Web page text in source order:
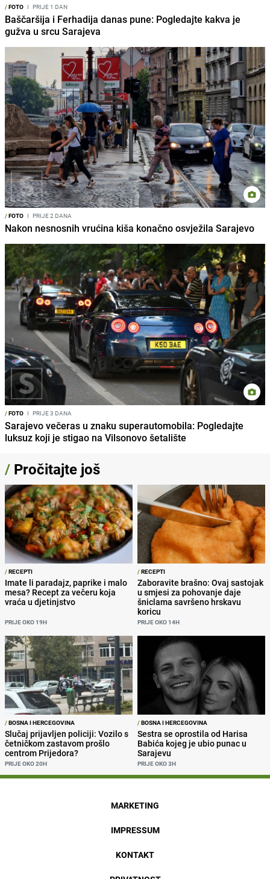
/FOTO I PRIJE 1 DAN
Baščaršija i Ferhadija danas pune: Pogledajte kakva je
gužva u srcu Sarajeva
/FOTO I PRIJE 2 DANA
Nakon nesnosnih vrućina kiša konačno osvježila Sarajevo
/FOTO I PRIJE 3 DANA
Sarajevo večeras u znaku superautomobila: Pogledajte
luksuz koji je stigao na Vilsonovo šetalište
/ Pročitajte još
/RECEPTI
Imate li paradajz, paprike i malo
mesa? Recept za večeru koja
vraća u djetinjstvo
PRIJE OKO 19H
/RECEPTI
Zaboravite brašno: Ovaj sastojak
u smjesi za pohovanje daje
šniclama savršeno hrskavu
koricu
PRIJE OKO 14H
/BOSNA I HERCEGOVINA
Slučaj prijavljen policiji: Vozilo s
četničkom zastavom prošlo
centrom Prijedora?
PRIJE OKO 20H
/BOSNA I HERCEGOVINA
Sestra se oprostila od Harisa
Babića kojeg je ubio punac u
Sarajevu
PRIJE OKO 3H
MARKETING
IMPRESSUM
KONTAKT